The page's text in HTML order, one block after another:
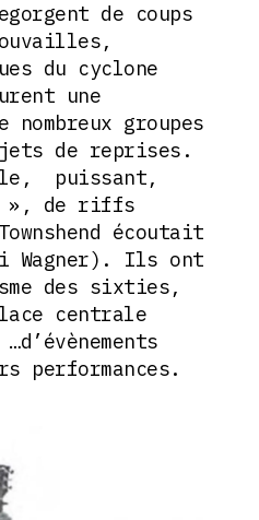
de coups
du cyclone
une
groupes
de reprises.
puissant,
», de riffs
écoutait
Wagner). Ils ont
des sixties,
centrale
performances.